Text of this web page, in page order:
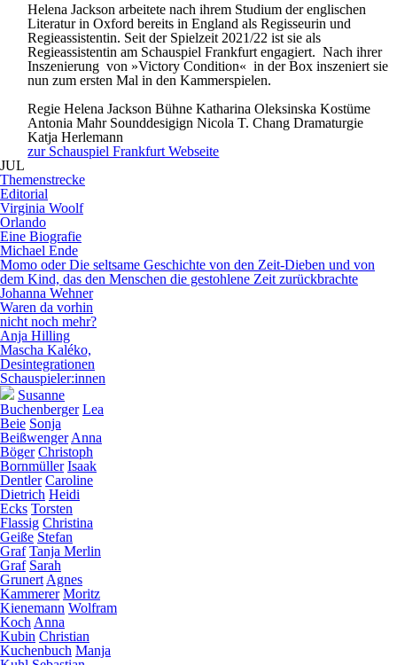
Helena Jackson arbeitete nach ihrem Studium der englischen
Literatur in Oxford bereits in England als Regisseurin und
Regieassistentin. Seit der Spielzeit 2021/22 ist sie als
Regieassistentin am Schauspiel Frankfurt engagiert. Nach ihrer
Inszenierung von »Victory Condition« in der Box inszeniert sie
nun zum ersten Mal in den Kammerspielen.
Regie Helena JacksonBühne Katharina Oleksinska Kostüme
Antonia Mahr Sounddesigign Nicola T. ChangDramaturgie
Katja Herlemann
zur Schauspiel Frankfurt Webseite
JUL
Themenstrecke
Editorial
Virginia Woolf
Orlando
Eine Biografie
Michael Ende
Momo oder Die seltsame Geschichte von den Zeit-Dieben und von
dem Kind, das den Menschen die gestohlene Zeit zurückbrachte
Johanna Wehner
Waren da vorhin
nicht noch mehr?
Anja Hilling
Mascha Kaléko,
Desintegrationen
Schauspieler:innen
Susanne
Buchenberger Lea
Beie Sonja
Beißwenger Anna
Böger Christoph
Bornmüller Isaak
Dentler Caroline
Dietrich Heidi
Ecks Torsten
Flassig Christina
Geiße Stefan
Graf Tanja Merlin
Graf Sarah
Grunert Agnes
Kammerer Moritz
Kienemann Wolfram
Koch Anna
Kubin Christian
Kuchenbuch Manja